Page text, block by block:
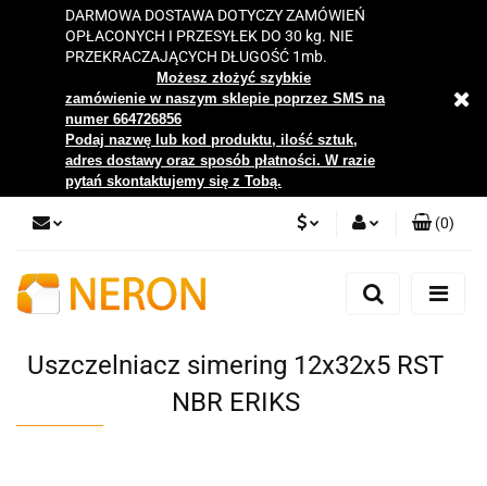
DARMOWA DOSTAWA DOTYCZY ZAMÓWIEŃ
OPŁACONYCH I PRZESYŁEK DO 30 kg. NIE
PRZEKRACZAJĄCYCH DŁUGOŚĆ 1mb.
Możesz złożyć szybkie
zamówienie w naszym sklepie poprzez SMS na
numer 664726856
Podaj nazwę lub kod produktu, ilość sztuk,
adres dostawy oraz sposób płatności. W razie
pytań skontaktujemy się z Tobą.
Zaloguj się
Zgody cookies
(0)
Uszczelniacz simering 12x32x5 RST
NBR ERIKS